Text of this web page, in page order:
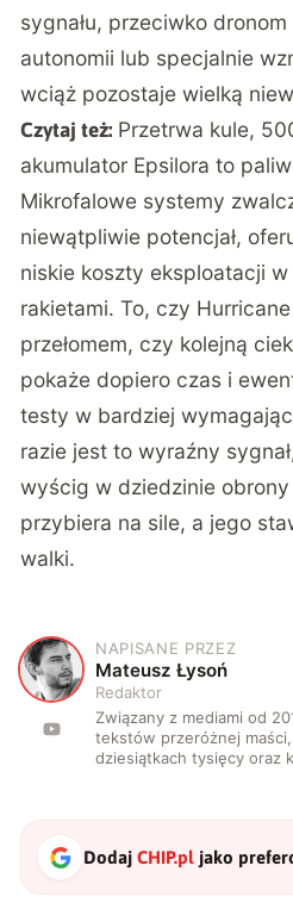
sygnału, przeciwko
autonomii lub specjalnie
wciąż pozostaje wielką
Czytaj też: Przetrwa kule,
akumulator Epsilora to
Mikrofalowe systemy
niewątpliwie potencjał,
niskie koszty eksploatacji
rakietami. To, czy
przełomem, czy kolejną
pokaże dopiero czas i
testy w bardziej
razie jest to wyraźny
wyścig w dziedzinie
przybiera na sile, a jego
walki.
M
NAPISANE PRZEZ
Mateusz Łysoń
Redaktor
Związany z mediami od
tekstów przeróżnej
dziesiątkach tysięcy oraz
DodajCHIP.pl jako